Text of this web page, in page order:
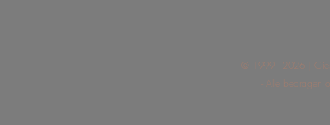
© 1999 - 2026 |
- Alle